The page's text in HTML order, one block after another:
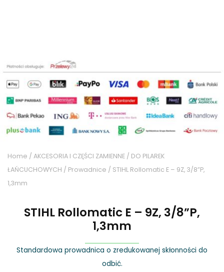
Home / AKCESORIA I CZĘŚCI ZAMIENNE / DO PILAREK
ŁAŃCUCHOWYCH / Prowadnice / STIHL Rollomatic E – 9Z, 3/8”P,
1,3mm
STIHL Rollomatic E – 9Z, 3/8”P,
1,3mm
Standardowa prowadnica o zredukowanej skłonności do
odbić.